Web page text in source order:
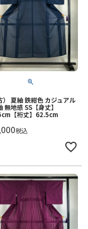
） 夏紬 鉄紺色 カジュアル
無地感 SS【身丈】
【裄丈】62.5cm
税込